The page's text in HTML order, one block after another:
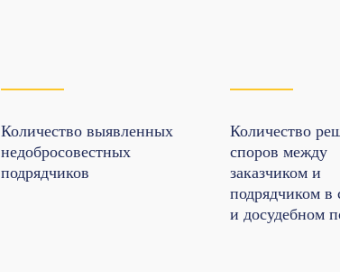
Количество выявленных
недобросовестных
подрядчиков
Количество
споров между
заказчиком и
подрядчиком в
и досудебном